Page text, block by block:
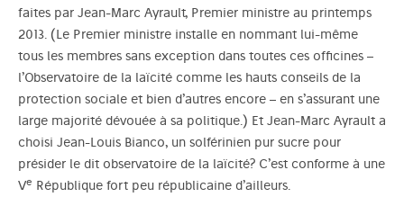
faites par Jean-Marc Ayrault, Premier ministre au printemps
2013. (Le Premier ministre installe en nommant lui-même
tous les membres sans exception dans toutes ces officines –
l’Observatoire de la laïcité comme les hauts conseils de la
protection sociale et bien d’autres encore – en s’assurant une
large majorité dévouée à sa politique.) Et Jean-Marc Ayrault a
choisi Jean-Louis Bianco, un solférinien pur sucre pour
présider le dit observatoire de la laïcité? C’est conforme à une
Ve République fort peu républicaine d’ailleurs.